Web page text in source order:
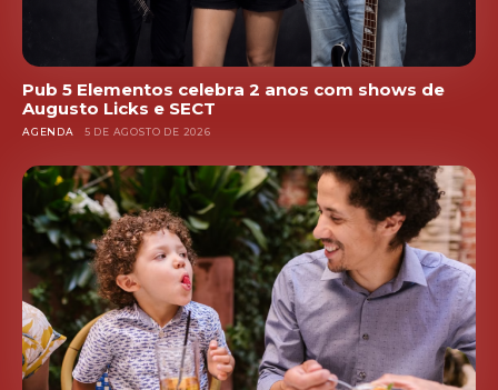
Pub 5 Elementos celebra 2 anos com shows de
Augusto Licks e SECT
AGENDA 5 DE AGOSTO DE 2026